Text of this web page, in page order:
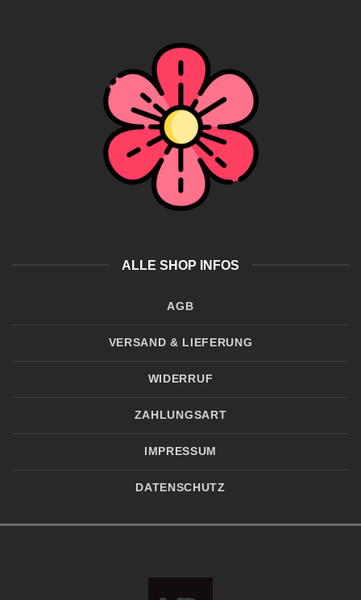
ALLE SHOP INFOS
AGB
VERSAND & LIEFERUNG
WIDERRUF
ZAHLUNGSART
IMPRESSUM
DATENSCHUTZ